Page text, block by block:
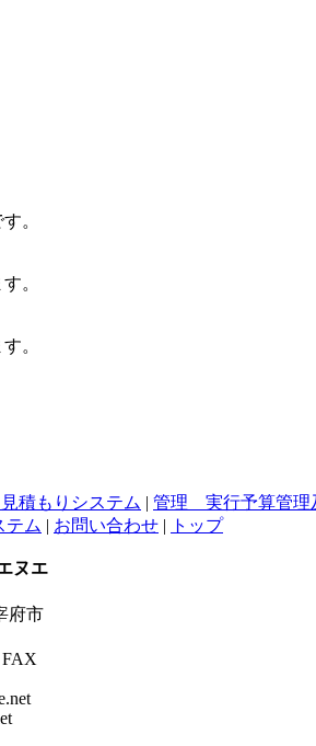
。
。
。
積もりシステム | 管理 実行予算管理
テム | お問い合わせ | トップ
ヌエ
府市